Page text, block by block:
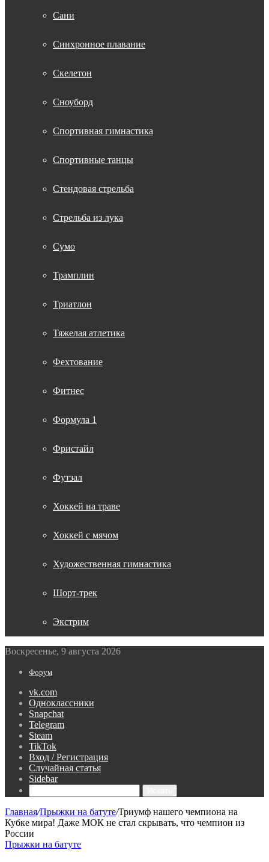
Сани
Синхронное плавание
Скелетон
Сноуборд
Спортивная гимнастика
Спортивные танцы
Стендовая стрельба
Стрельба из лука
Сумо
Трамплин
Триатлон
Тяжелая атлетика
Фехтование
Фитнес
Формула 1
Фристайл
Футзал
Хоккей на траве
Хоккей с мячом
Художественная гимнастика
Шорт-трек
Экстрим
Воскресенье, 9 августа 2026
Форум
vk.com
Одноклассники
Snapchat
Telegram
Steam
TikTok
Вход / Регистрация
Случайная статья
Sidebar
Главная/Прыжки на батуте/Триумф нашего чемпиона на
Кубке мира! Даже МОК не стал скрывать, что чемпион из
России
Прыжки на батуте